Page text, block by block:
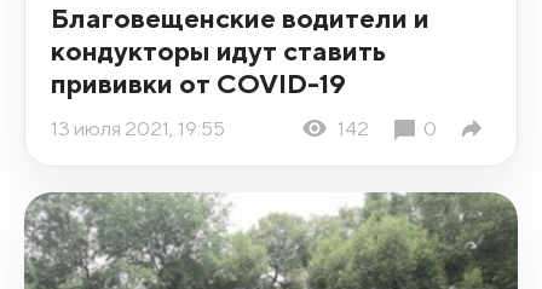
Благовещенские водители и
кондукторы идут ставить
прививки от COVID-19
13 июля 2021, 19:55 142 0